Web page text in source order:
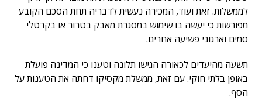
לממשלות. זאת ועוד, המכירה נעשית לדבריה תחת הסכם הקובע
מפורשות כי יעשה בו שימוש במסגרת מאבק בטרור או בקרטלי
סמים וארגוני פשיעה אחרים.
תשעה מהיעדים לכאורה הגישו תלונה וטענו כי המדינה פועלת
באופן בלתי חוקי. עם זאת, ממשלת מקסיקו דחתה את הטענות על
הסף.